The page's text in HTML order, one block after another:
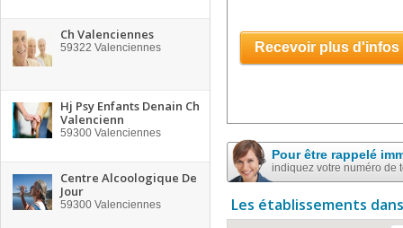
Ch Valenciennes
59322 Valenciennes
Hj Psy Enfants Denain Ch
Valencienn
59300 Valenciennes
Centre Alcoologique De
Jour
59300 Valenciennes
Recevoir plus d'infos
Pour être rappelé
indiquez votre numéro de
Les établissements